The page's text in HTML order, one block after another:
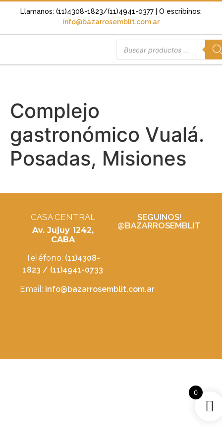
Llamanos: (11)4308-1823/(11)4941-0377
| O escribinos:
info@bazarrosemblit.com.ar
Complejo
gastronómico Vualá.
Posadas, Misiones
CASA CENTRAL
Av. Jujuy 1242,
CABA
Teléfono: (11)4308-
1823 / (11)4941-0733
Email: info@bazarrosemblit.com.ar
SEGUINOS!
@BAZARROSEMBLIT
0